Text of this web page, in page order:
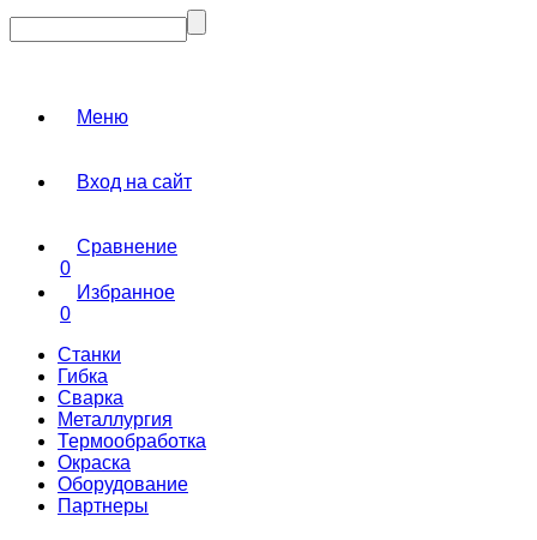
Меню
Вход на сайт
Сравнение
0
Избранное
0
Станки
Гибка
Сварка
Металлургия
Термообработка
Окраска
Оборудование
Партнеры